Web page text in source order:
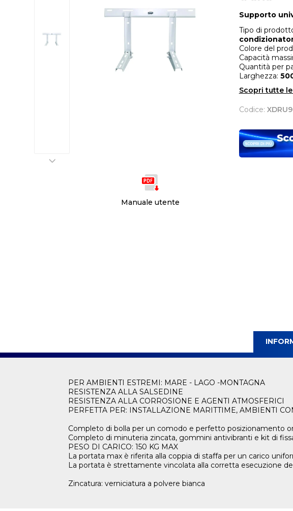
Manuale utente
Supporto
Tipo di
Colore del
Capacità
Quantità per
Larghezza:
Scopri tutte
Codice:
PER AMBIENTI ESTREMI: MARE - LAGO -MONTAGNA
RESISTENZA ALLA SALSEDINE
RESISTENZA ALLA CORROSIONE E AGENTI ATMOSFERICI
PERFETTA PER: INSTALLAZIONE MARITTIME, AMBIENTI
Completo di bolla per un comodo e perfetto posizionamento
Completo di minuteria zincata, gommini antivibranti e kit di
PESO DI CARICO: 150 KG MAX
La portata max è riferita alla coppia di staffa per un carico
La portata è strettamente vincolata alla corretta esecuzione
Zincatura: verniciatura a polvere bianca